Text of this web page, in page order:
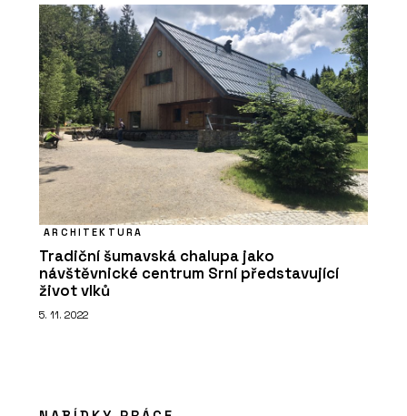
ARCHITEKTURA
Tradiční šumavská chalupa jako
návštěvnické centrum Srní představující
život vlků
5. 11. 2022